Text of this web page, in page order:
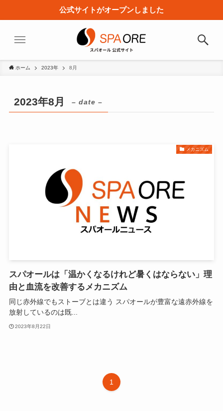
公式サイトがオープンしました
ホーム 2023年 8月
2023年8月 – date –
メカニズム
スパオールは「温かくなるけれど暑くはならない」理
由と血流を改善するメカニズム
同じ赤外線でもストーブとは違う スパオールが豊富な遠赤外線を
放射しているのは既...
2023年8月22日
1